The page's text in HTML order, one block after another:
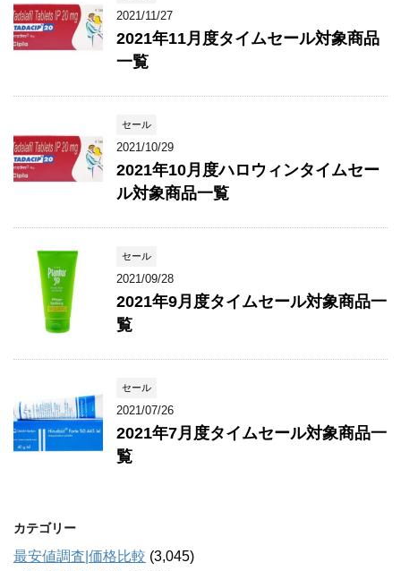
2021/11/27
2021年11月度タイムセール対象商品
一覧
セール
2021/10/29
2021年10月度ハロウィンタイムセー
ル対象商品一覧
セール
2021/09/28
2021年9月度タイムセール対象商品一
覧
セール
2021/07/26
2021年7月度タイムセール対象商品一
覧
カテゴリー
最安値調査|価格比較 (3,045)